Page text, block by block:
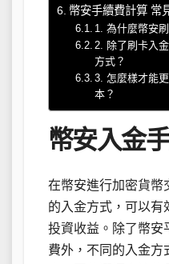
幣安手續費計算 常
1. 為什麼幣安
2. 除了刷卡入
方式？
3. 怎麼樣才能
本？
幣安入金
在幣安進行加密貨幣
的入金方式，可以有
投資收益。除了幣安
費外，不同的入金方